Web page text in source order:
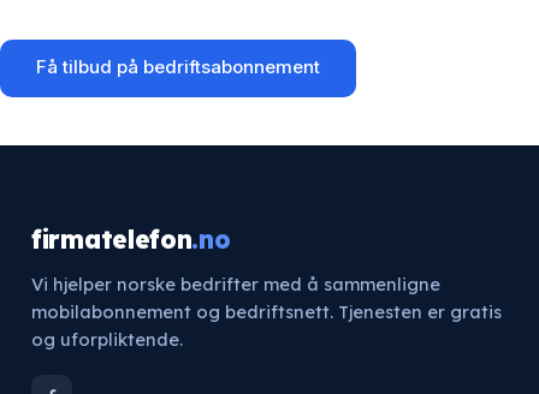
Få tilbud på bedriftsabonnement
firmatelefon.no
Vi hjelper norske bedrifter med å sammenligne
mobilabonnement og bedriftsnett. Tjenesten er gratis
og uforpliktende.